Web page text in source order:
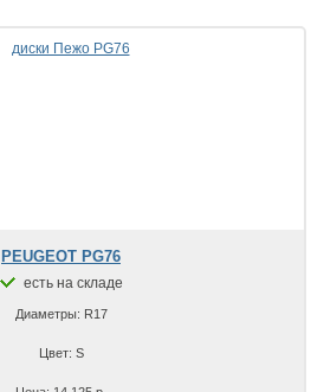
PEUGEOT PG76
есть на складе
Диаметры: R17
Цвет: S